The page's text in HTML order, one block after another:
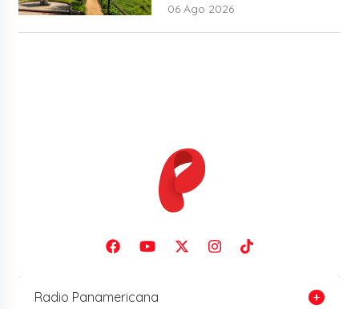
06 Ago 2026
Radio Panamericana